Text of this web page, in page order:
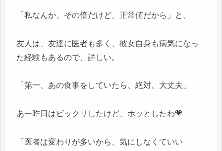
「私なんか、その倍だけど、正常値だから」と。
友人は、友達に医者も多く、彼女自身も病気になっ
た経験もあるので、詳しい。
「第一、あの食事をしていたら、絶対、大丈夫」
あー昨日はビックリしたけど、ホッとしたわ💗
「医者は変わりが多いから、気にしなくていい